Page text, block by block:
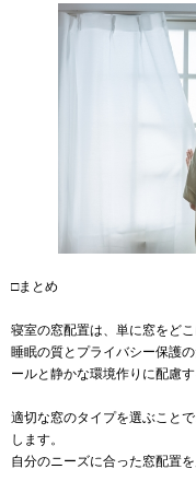
□まとめ
寝室の窓配置は、単に窓をど
睡眠の質とプライバシー保護
ールと静かな環境作りに配慮す
適切な窓のタイプを選ぶこと
します。
自分のニーズに合った窓配置